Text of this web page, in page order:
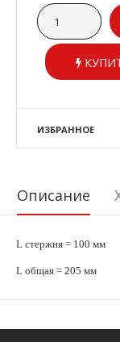
ИЗБРАННОЕ
Описание
L стержня = 100 мм
L общая = 205 мм